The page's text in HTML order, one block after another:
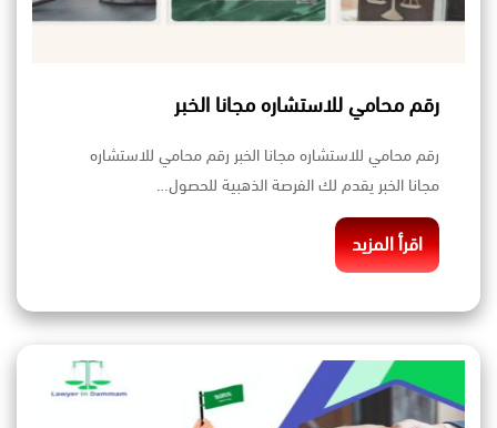
رقم محامي للاستشاره مجانا الخبر
رقم محامي للاستشاره مجانا الخبر رقم محامي للاستشاره
مجانا الخبر يقدم لك الفرصة الذهبية للحصول…
اقرأ المزيد